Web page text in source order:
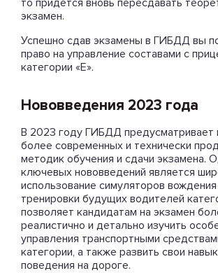
то придется вновь пересдавать
экзамен.
Успешно сдав экзамены в ГИБДД вы
право на управление составами с
категории «Е».
Нововведения 2023 года
В 2023 году ГИБДД предусматривает
более современных и технически
методик обучения и сдачи экзамена.
ключевых нововведений является
использование симуляторов
тренировки будущих водителей
позволяет кандидатам на экзамен
реалистично и детально изучить
управления транспортными
категории, а также развить свои
поведения на дороге.